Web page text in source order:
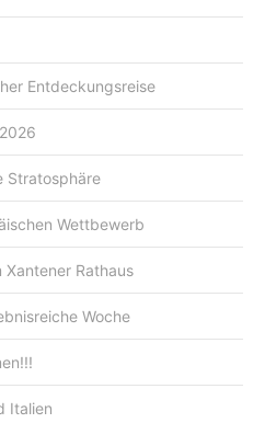
Entdeckungsreise
Stratosphäre
Wettbewerb
Xantener Rathaus
Woche
Italien